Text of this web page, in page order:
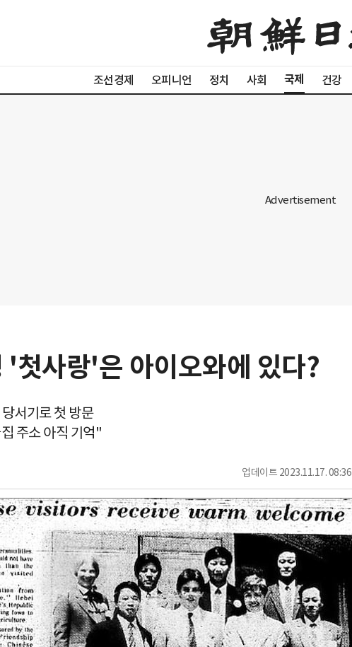
조선경제 오피니언 정치 사회 국제 건강
'첫사랑'은 아이오와에 있다?
서기로 첫 방문
주소 아직 기억"
업데이트 2023.11.17. 08:36